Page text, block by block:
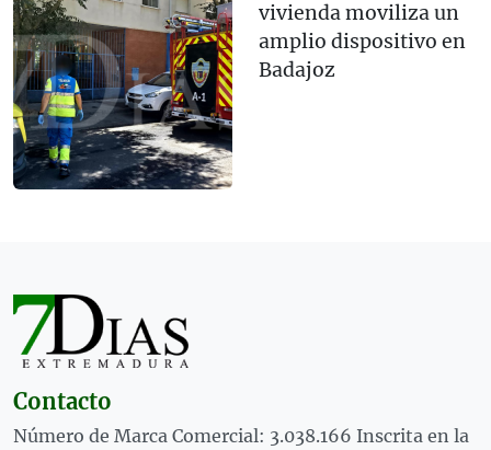
vivienda moviliza un
amplio dispositivo en
Badajoz
Contacto
Número de Marca Comercial: 3.038.166 Inscrita en la